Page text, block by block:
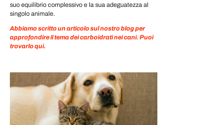
suo equilibrio complessivo e la sua adeguatezza al
singolo animale.
Abbiamo scritto un articolo sul nostro blog per
approfondire il tema dei carboidrati nei cani. Puoi
trovarlo qui.